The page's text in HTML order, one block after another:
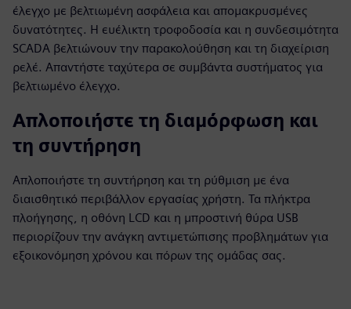
έλεγχο με βελτιωμένη ασφάλεια και απομακρυσμένες
δυνατότητες. Η ευέλικτη τροφοδοσία και η συνδεσιμότητα
SCADA βελτιώνουν την παρακολούθηση και τη διαχείριση
ρελέ. Απαντήστε ταχύτερα σε συμβάντα συστήματος για
βελτιωμένο έλεγχο.
Απλοποιήστε τη διαμόρφωση και
τη συντήρηση
Απλοποιήστε τη συντήρηση και τη ρύθμιση με ένα
διαισθητικό περιβάλλον εργασίας χρήστη. Τα πλήκτρα
πλοήγησης, η οθόνη LCD και η μπροστινή θύρα USB
περιορίζουν την ανάγκη αντιμετώπισης προβλημάτων για
εξοικονόμηση χρόνου και πόρων της ομάδας σας.